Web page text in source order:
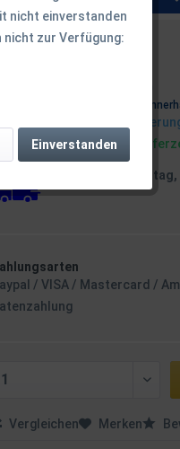
€ *
Versandkostenfreie
Sofort versandfertig,
Versand am
/ VISA / Mastercard /
Vergleichen Merken
nicht einverstanden
nicht zur Verfügung:
Einverstanden